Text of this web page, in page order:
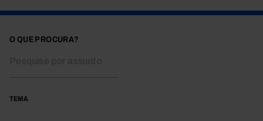
O QUE PROCURA?
TEMA